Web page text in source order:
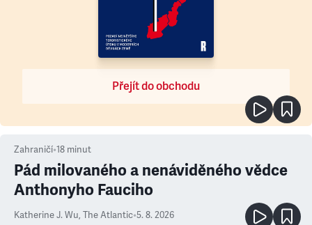
Přejít do obchodu
Zahraničí•18 minut
Pád milovaného a nenáviděného vědce
Anthonyho Fauciho
Katherine J. Wu, The Atlantic•5. 8. 2026